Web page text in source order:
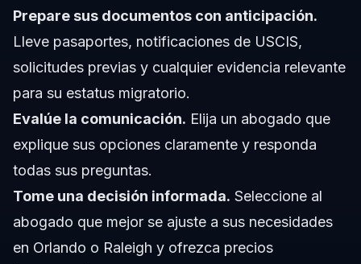
Prepare sus documentos con anticipación.
Lleve pasaportes, notificaciones de USCIS,
solicitudes previas y cualquier evidencia relevante
para su estatus migratorio.
Evalúe la comunicación. Elija un abogado que
explique sus opciones claramente y responda
todas sus preguntas.
Tome una decisión informada. Seleccione al
abogado que mejor se ajuste a sus necesidades
en Orlando o Raleigh y ofrezca precios